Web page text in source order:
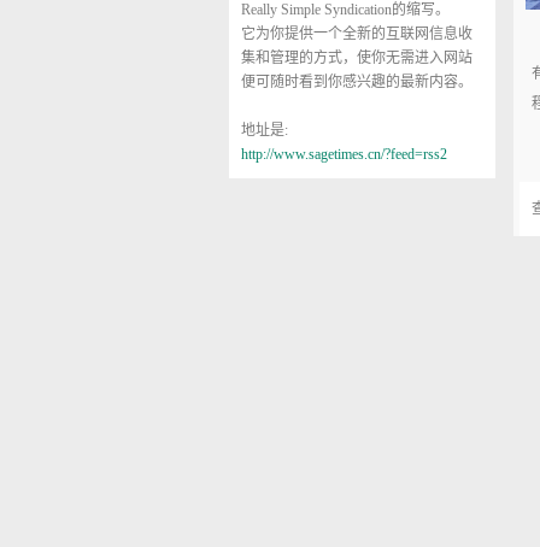
Really Simple Syndication的缩写。
它为你提供一个全新的互联网信息收
集和管理的方式，使你无需进入网站
便可随时看到你感兴趣的最新内容。
地址是:
http://www.sagetimes.cn/?feed=rss2